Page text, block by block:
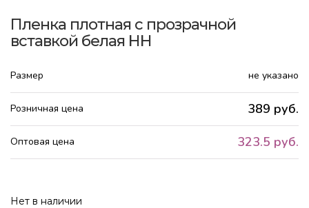
Пленка плотная с прозрачной
вставкой белая НН
Размер не указано
Розничная цена 389 руб.
Оптовая цена 323.5 руб.
Нет в наличии